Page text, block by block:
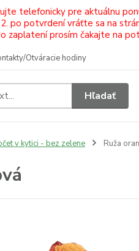
telefonicky pre aktuálnu
po potvrdení vráťte sa na
zaplatení prosím čakajte na
Otváracie hodiny
Hľadať
v kytici - bez zelene Ruža